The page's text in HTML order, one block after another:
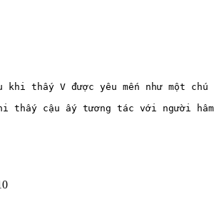
khi thấy V được yêu mến như một
thấy cậu ấy tương tác với người